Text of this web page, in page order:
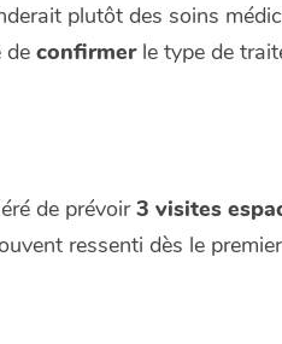
plutôt des soins
de confirmerle type de
de prévoir3 visites
ressenti dès le